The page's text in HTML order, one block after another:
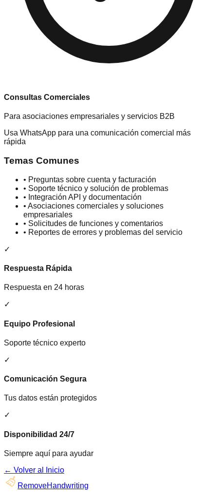
Consultas Comerciales
Para asociaciones empresariales y servicios B2B
Usa WhatsApp para una comunicación comercial más
rápida
Temas Comunes
• Preguntas sobre cuenta y facturación
• Soporte técnico y solución de problemas
• Integración API y documentación
• Asociaciones comerciales y soluciones
empresariales
• Solicitudes de funciones y comentarios
• Reportes de errores y problemas del servicio
✓
Respuesta Rápida
Respuesta en 24 horas
✓
Equipo Profesional
Soporte técnico experto
✓
Comunicación Segura
Tus datos están protegidos
✓
Disponibilidad 24/7
Siempre aquí para ayudar
← Volver al Inicio
RemoveHandwriting